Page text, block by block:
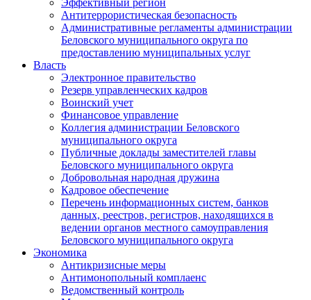
Эффективный регион
Антитеррористическая безопасность
Административные регламенты администрации
Беловского муниципального округа по
предоставлению муниципальных услуг
Власть
Электронное правительство
Резерв управленческих кадров
Воинский учет
Финансовое управление
Коллегия администрации Беловского
муниципального округа
Публичные доклады заместителей главы
Беловского муниципального округа
Добровольная народная дружина
Кадровое обеспечение
Перечень информационных систем, банков
данных, реестров, регистров, находящихся в
ведении органов местного самоуправления
Беловского муниципального округа
Экономика
Антикризисные меры
Антимонопольный комплаенс
Ведомственный контроль